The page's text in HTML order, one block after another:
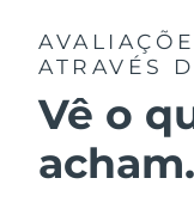
ATRAVÉS
Vê o